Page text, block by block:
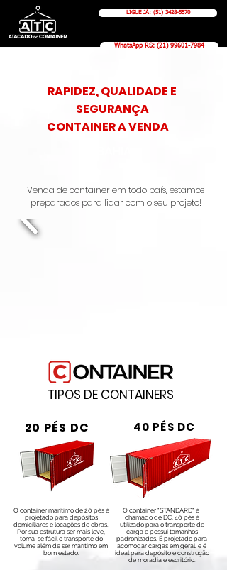
LIGUE JÁ: (51) 3428-5570
WhatsApp RS: (21) 99601-7984
RAPIDEZ, QUALIDADE E
SEGURANÇA
CONTAINER A VENDA
Venda de container em todo país, estamos
preparados para lidar com o seu projeto!
TIPOS DE CONTAINERS
20 PÉS DC
O container marítimo de 20 pés é
projetado para depósitos
domiciliares e locações de obras.
Por sua estrutura ser mais leve,
torna-se fácil o transporte do
volume além de ser marítimo em
bom estado.
40 PÉS DC
O container "STANDARD" é
chamado de DC, 40 pés é
utilizado para o transporte de
carga e possui tamanhos
padronizados. É projetado para
acomodar cargas em geral. e é
ideal para depósito e construção
de moradia e escritório.